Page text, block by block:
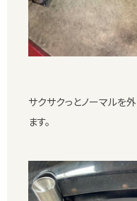
サクサクっとノーマルを
ます。